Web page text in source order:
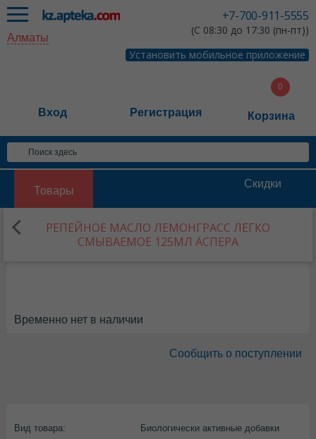
+7-700-911-5555
(С 08:30 до 17:30 (пн-пт))
Установить мобильное приложение
Алматы
Вход Регистрация Корзина
Товары
Скидки
РЕПЕЙНОЕ МАСЛО ЛЕМОНГРАСС ЛЕГКО
СМЫВАЕМОЕ 125МЛ АСПЕРА
Временно нет в наличии
Сообщить о поступлении
Вид товара:
Биологически активные добавки